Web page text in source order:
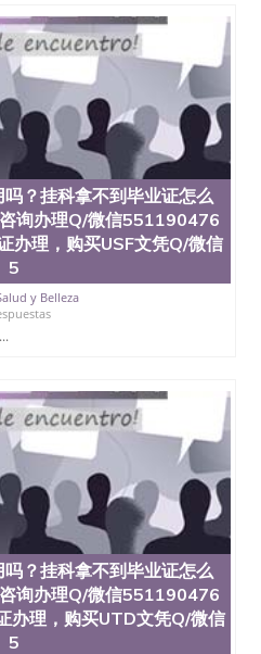
立大学学历证书（San
塞州立大学学历证书
）澳洲读书未毕业找人做
澳洲读CQU中央昆士兰大
/澳洲读本科硕士做文凭/购
文凭学历
澳洲读书未毕
澳洲读CQU中央
学位证书/澳洲读本科硕
业证成绩单假文凭学历办
挂科拿不到毕业证怎么
询办理Q/微信551190476
证办理，购买密苏里大学圣
改成绩单、学历认
Missouri St.
？挂科拿不到毕业证怎么
询办理Q/微信551190476
办理，购买USF文凭Q/微信
5
y Belleza
...
？挂科拿不到毕业证怎么
询办理Q/微信551190476
办理，购买UTD文凭Q/微信
5